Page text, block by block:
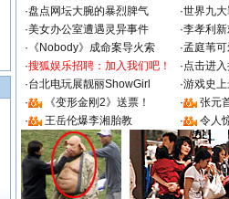
·盘点网坛大腕的暴烈脾气 ·世界九
·美女办公室遭遇灵异事件 ·李孝利
· 《Nobody》成命案导火索 ·孟庭苇
·搜狐娱乐招聘：加入我们吧！ ·点击进
·台北电玩展靓丽ShowGirl ·游戏史
·
《变形金刚2》送票！ ·
张元
·
王岳伦爆李湘胎教 · 令人